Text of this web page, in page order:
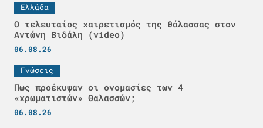
Ελλάδα
Ο τελευταίος χαιρετισμός της θάλασσας στον
Αντώνη Βιδάλη (video)
06.08.26
Γνώσεις
Πως προέκυψαν οι ονομασίες των 4
«χρωματιστών» Θαλασσών;
06.08.26